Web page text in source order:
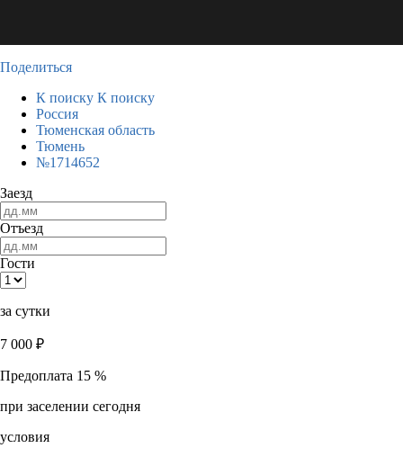
Поделиться
К поиску К поиску
Россия
Тюменская область
Тюмень
№1714652
Заезд
Отъезд
Гости
за сутки
7 000 ₽
Предоплата 15 %
при заселении сегодня
условия